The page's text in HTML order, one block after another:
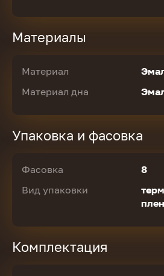
Материалы
Материал
Материал дна
Упаковка и фасовка
Фасовка
8
Вид упаковки
Комплектация